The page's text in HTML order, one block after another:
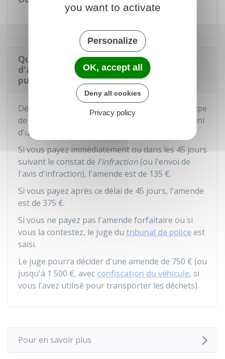
Mairie
Quelles sont les sanctions en cas
d'abandon d'encombrant sur la voie
publique ou privée ?
Déposer, abandonner, jeter ou déverser tout type
de déchets sur la voie publique ou privée est puni
d'une
Si vous payez immédiatement ou dans les 45 jours
suivant le constat de l'infraction(ou l'envoi de
l'avis d'infraction), l'amende est de 135 €.
Si vous payez après ce délai de 45 jours, l'amende
est de 375 €.
Si vous ne payez pas l'amende forfaitaire ou si
vous la contestez, le juge du tribunal de policeest
saisi.
Le juge pourra décider d'une amende de 750 € (ou
jusqu'à 1 500 €, avec confiscation du véhicule, si
vous l'avez utilisé pour transporter les déchets).
Pour en savoir plus
you want to activate
Personalize
OK, accept all
Deny all cookies
Privacy policy